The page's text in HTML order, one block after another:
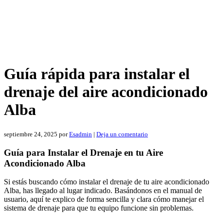
Guía rápida para instalar el
drenaje del aire acondicionado
Alba
septiembre 24, 2025 porEsadmin | Deja un comentario
Guía para Instalar el Drenaje en tu Aire
Acondicionado Alba
Si estás buscando cómo instalar el drenaje de tu aire acondicionado
Alba, has llegado al lugar indicado. Basándonos en el manual de
usuario, aquí te explico de forma sencilla y clara cómo manejar el
sistema de drenaje para que tu equipo funcione sin problemas.